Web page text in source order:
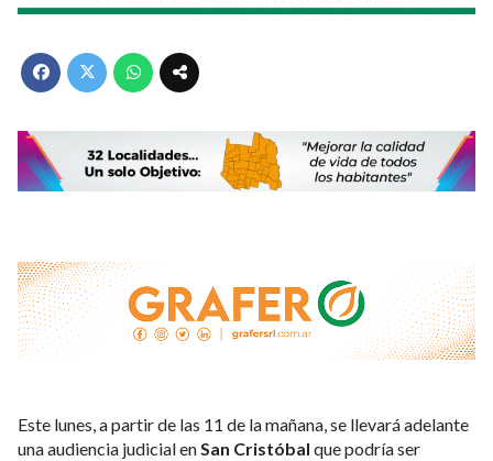
Este lunes, a partir de las 11 de la mañana, se llevará adelante
una audiencia judicial enSan Cristóbal que podría ser